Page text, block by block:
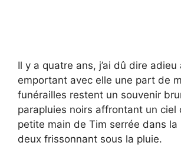
Il y a quatre ans, j’ai dû dire
emportant avec elle une part de
funérailles restent un souvenir
parapluies noirs affrontant un ciel
petite main de Tim serrée dans la
deux frissonnant sous la pluie.